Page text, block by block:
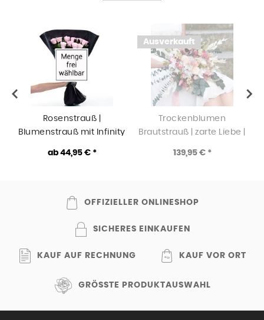
Rosenstrauß |
Blumenstrauß mit Infinity
wählbar | Rosa
ab 44,95 € *
Ausverkauft
Trockenblumen
Brautstrauß | zarte Liebe |
139,95 € *
OFFIZIELLER ONLINESHOP
SICHERES EINKAUFEN
KAUF AUF RECHNUNG KAUF VOR ORT
GRÖSSTE PRODUKTAUSWAHL